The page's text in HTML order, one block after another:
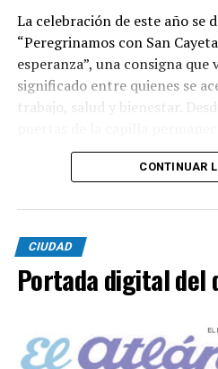
La celebración de este año se
“Peregrinamos con San
esperanza”, una consigna
significado entre quienes se
trabajo, salud y bienestar.
La imagen del santo salió del
las calles del barrio. Grandes,
sumaron al recorrido con
expresiones de fe.
En paralelo, distintos gremios
y trabajo, para visibilizar la
desocupados.
CONTINUAR
CIUDAD
Portada digital del